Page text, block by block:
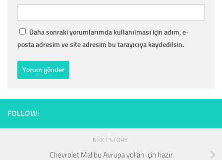
Daha sonraki yorumlarımda kullanılması için adım, e-
posta adresim ve site adresim bu tarayıcıya kaydedilsin.
FOLLOW:
NEXT STORY
Chevrolet Malibu Avrupa yolları için hazır